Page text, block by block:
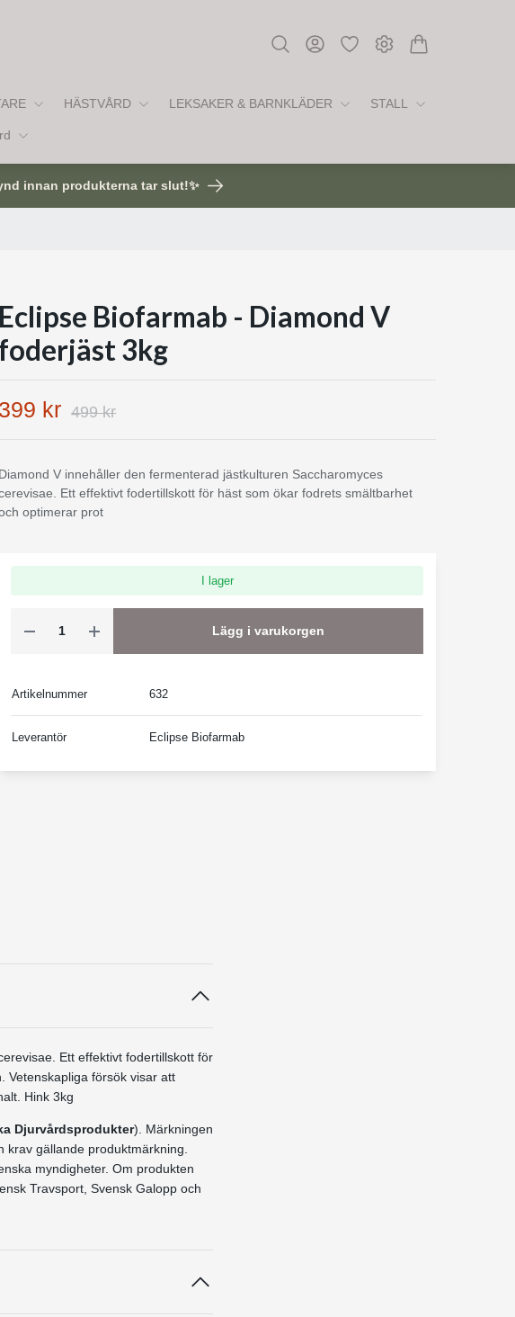
HÄSTVÅRD LEKSAKER & BARNKLÄDER STALL
innan produkterna tar slut!✨
Eclipse Biofarmab - Diamond V
foderjäst 3kg
399 kr 499 kr
Diamond V innehåller den fermenterad jästkulturen Saccharomyces
Ett effektivt fodertillskott för häst som ökar fodrets smältbarhet
optimerar prot
I lager
Lägg i varukorgen
Artikelnummer 632
Leverantör Eclipse Biofarmab
Ett effektivt fodertillskott för
Vetenskapliga försök visar att
Hink 3kg
Djurvårdsprodukter). Märkningen
gällande produktmärkning.
myndigheter. Om produkten
Travsport, Svensk Galopp och